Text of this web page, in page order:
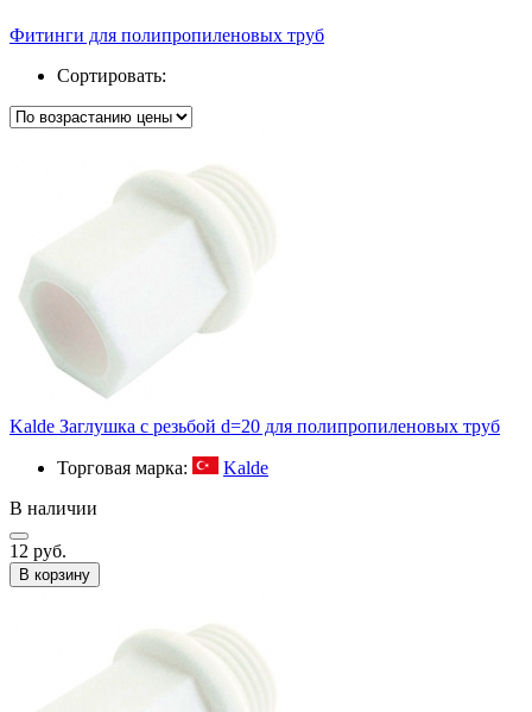
Фитинги для полипропиленовых труб
Сортировать:
Kalde Заглушка с резьбой d=20 для полипропиленовых труб
Торговая марка:
Kalde
В наличии
12 руб.
В корзину